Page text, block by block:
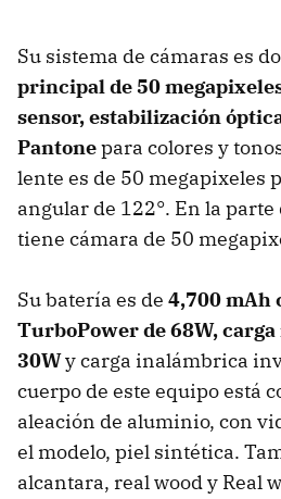
Su sistema de cámaras es
principal de50
sensor, estabilización
Pantonepara colores y
lente es de 50 megapixeles
angular de 122°. En la
tiene cámara de 50
Su batería es de 4,700 mAh
TurboPower de 68W,
30Wy carga inalámbrica
cuerpo de este equipo está
aleación de aluminio, con
el modelo, piel sintética.
alcantara, real wood y Real